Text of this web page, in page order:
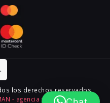
los derechos reservados.
- agencia web digital.